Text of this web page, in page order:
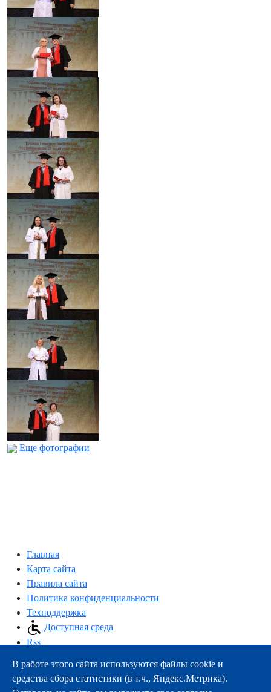
Еще фотографии
Главная
Карта сайта
Правила сайта
Политика конфиденциальности
Техподдержка
Доступная среда
Rss
163000, г.Архангельск, пр-т Троицкий, 51
тел.:+7 (8182) 21-11-63
В работе этого сайта используются файлы cookie и
средства сбора статистики (в т.ч., Яндекс.Метрика).